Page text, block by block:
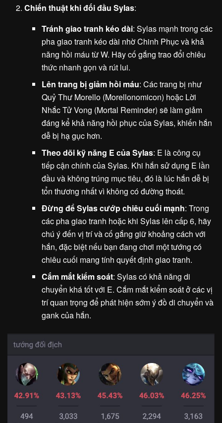
Chiến thuật khi đối đầu Sylas:
Tránh giao tranh kéo dài: Sylas mạnh trong các
pha giao tranh kéo dài nhờ Chinh Phục và khả
năng hồi máu từ W. Hãy cố gắng trao đổi chiêu
thức nhanh gọn và rút lui.
Lên trang bị giảm hồi máu: Các trang bị như
Quỷ Thư Morello (Morellonomicon) hoặc Lời
Nhắc Tử Vong (Mortal Reminder) sẽ làm giảm
đáng kể khả năng hồi phục của Sylas, khiến hắn
dễ bị hạ gục hơn.
Theo dõi kỹ năng E của Sylas: E là công cụ
tiếp cận chính của Sylas. Khi hắn sử dụng E lần
đầu và không trúng mục tiêu, đó là lúc hắn dễ bị
tổn thương nhất vì không có đường thoát.
Đừng để Sylas cướp chiêu cuối mạnh: Trong
các pha giao tranh hoặc khi Sylas lên cấp 6, hãy
chú ý đến vị trí và cố gắng giữ khoảng cách với
hắn, đặc biệt nếu bạn đang chơi một tướng có
chiêu cuối mang tính quyết định giao tranh.
Cắm mắt kiểm soát: Sylas có khả năng di
chuyển khá tốt với E. Cắm mắt kiểm soát ở các vị
trí quan trọng để phát hiện sớm ý đồ di chuyển và
gank của hắn.